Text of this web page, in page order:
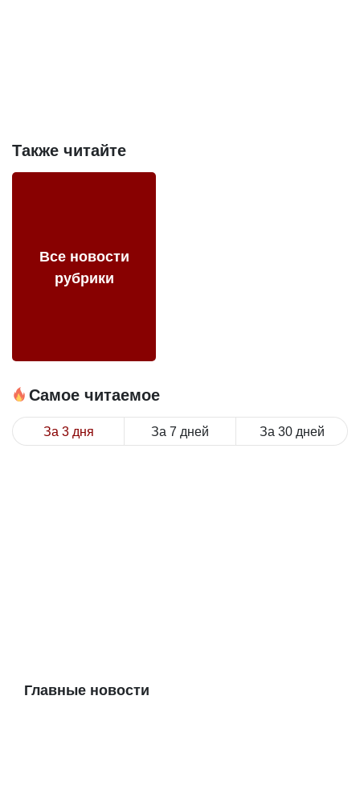
Также читайте
Все новости
рубрики
Самое читаемое
За 3 дня За 7 дней За 30 дней
Главные новости